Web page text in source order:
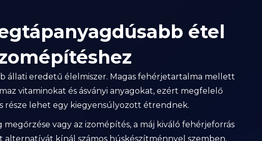
étel
állati eredetű élelmiszer. Magas fehérjetartalma mellett
vitaminokat és ásványi anyagokat, ezért megfelelő
része lehet egy kiegyensúlyozott étrendnek.
megőrzése vagy az izomépítés, a máj kiváló fehérjeforrás
alternatívát kínál számos húskészítménnyel szemben.